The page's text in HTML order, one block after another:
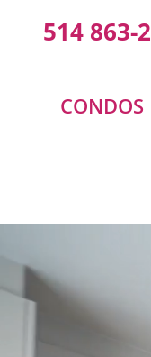
CONDOS
514 863-